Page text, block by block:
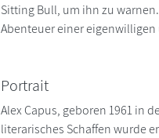
Sitting Bull, um ihn zu
Abenteuer einer
Portrait
Alex Capus, geboren 1961 in
literarisches Schaffen wurde